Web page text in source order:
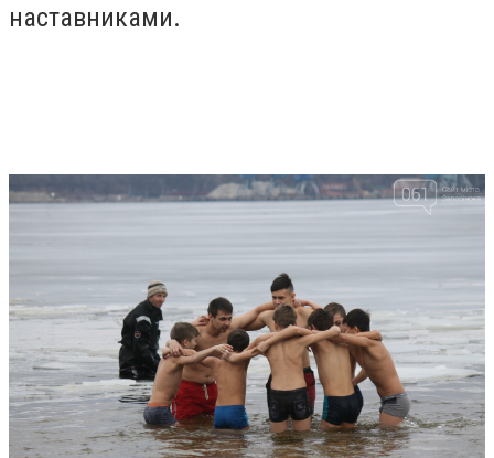
наставниками.